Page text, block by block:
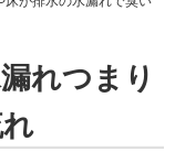
れつまり